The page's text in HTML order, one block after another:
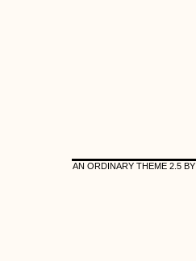
AN ORDINARY THEME 2.5 BY